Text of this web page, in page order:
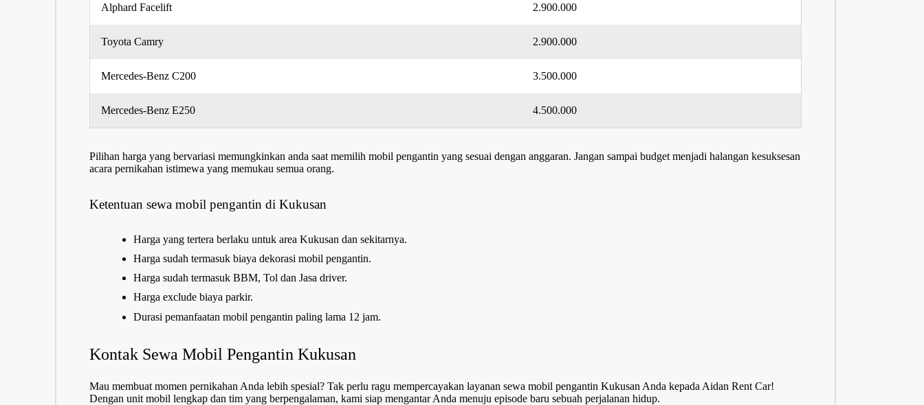
Alphard Facelift 2.900.000
Toyota Camry 2.900.000
Mercedes-Benz C200 3.500.000
Mercedes-Benz E250 4.500.000
Pilihan harga yang bervariasi memungkinkan anda saat memilih mobil pengantin yang sesuai dengan anggaran. Jangan sampai budget menjadi halangan kesuksesan
acara pernikahan istimewa yang memukau semua orang.
Ketentuan sewa mobil pengantin di Kukusan
Harga yang tertera berlaku untuk area Kukusan dan sekitarnya.
Harga sudah termasuk biaya dekorasi mobil pengantin.
Harga sudah termasuk BBM, Tol dan Jasa driver.
Harga exclude biaya parkir.
Durasi pemanfaatan mobil pengantin paling lama 12 jam.
Kontak Sewa Mobil Pengantin Kukusan
Mau membuat momen pernikahan Anda lebih spesial? Tak perlu ragu mempercayakan layanan sewa mobil pengantin Kukusan Anda kepada Aidan Rent Car!
Dengan unit mobil lengkap dan tim yang berpengalaman, kami siap mengantar Anda menuju episode baru sebuah perjalanan hidup.